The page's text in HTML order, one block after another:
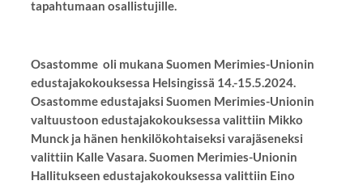
tapahtumaan osallistujille.
Osastomme oli mukana Suomen Merimies-Unionin
edustajakokouksessa Helsingissä 14.-15.5.2024.
Osastomme edustajaksi Suomen Merimies-Unionin
valtuustoon edustajakokouksessa valittiin Mikko
Munck ja hänen henkilökohtaiseksi varajäseneksi
valittiin Kalle Vasara. Suomen Merimies-Unionin
Hallitukseen edustajakokouksessa valittiin Eino